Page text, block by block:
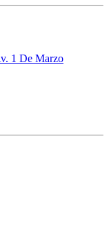
1 De Marzo